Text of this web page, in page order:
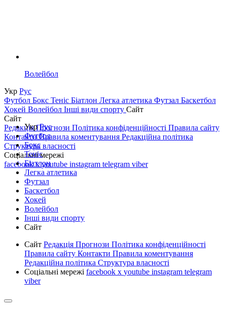
Волейбол
Укр Рус
Футбол Бокс Теніс Біатлон Легка атлетика Футзал Баскетбол
Хокей Волейбол Інші види спорту Сайт
Сайт
РедакціяПрогнози Політика конфіденційності Правила сайту
КонтактиПравила коментування Редакційна політика
Структура власності
Соціальні мережі
facebookxyoutube instagram telegram viber
УкрРус
Футбол
Бокс
Теніс
Біатлон
Легка атлетика
Футзал
Баскетбол
Хокей
Волейбол
Інші види спорту
Сайт
Сайт Редакція Прогнози Політика конфіденційності
Правила сайту Контакти Правила коментування
Редакційна політика Структура власності
Соціальні мережі facebook x youtube instagram telegram
viber